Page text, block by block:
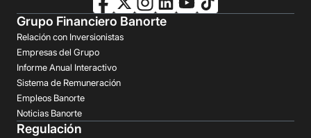
Grupo Financiero Banorte
Relación con Inversionistas
Empresas del Grupo
Informe Anual Interactivo
Sistema de Remuneración
Empleos Banorte
Noticias Banorte
Regulación